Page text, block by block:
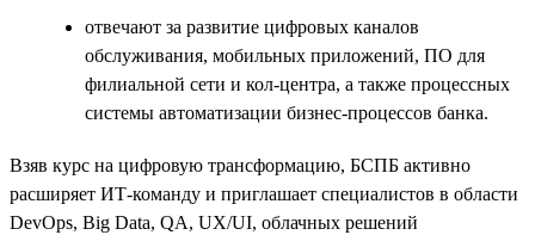
отвечают за развитие цифровых каналов
обслуживания, мобильных приложений, ПО для
филиальной сети и кол-центра, а также процессных
системы автоматизации бизнес-процессов банка.
Взяв курс на цифровую трансформацию, БСПБ активно
расширяет ИТ-команду и приглашает специалистов в области
DevOps, Big Data, QA, UX/UI, облачных решений